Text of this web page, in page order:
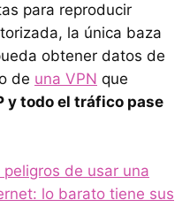
para reproducir
la única baza
obtener datos de
de una VPN que
y todo el tráfico pase
peligros de usar una
lo barato tiene sus